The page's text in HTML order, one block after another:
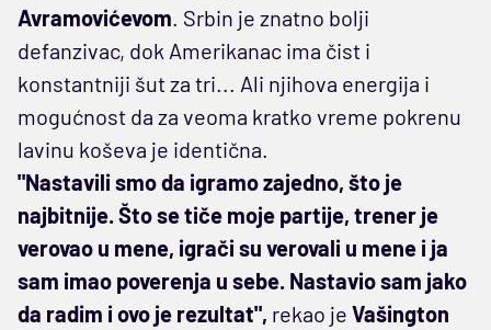
Avramovićevom. Srbin je znatno bolji
defanzivac, dok Amerikanac ima čist i
konstantniji šut za tri... Ali njihova energija i
mogućnost da za veoma kratko vreme pokrenu
lavinu koševa je identična.
"Nastavili smo da igramo zajedno, što je
najbitnije. Što se tiče moje partije, trener je
verovao u mene, igrači su verovali u mene i ja
sam imao poverenja u sebe. Nastavio sam jako
da radim i ovo je rezultat", rekao je Vašington